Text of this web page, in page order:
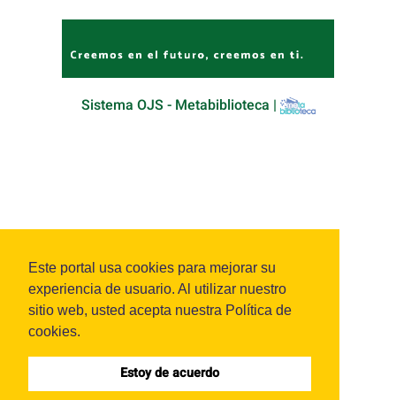
Este portal usa cookies para mejorar su
experiencia de usuario. Al utilizar nuestro
sitio web, usted acepta nuestra Política de
cookies.
Estoy de acuerdo
Sistema OJS - Metabiblioteca |